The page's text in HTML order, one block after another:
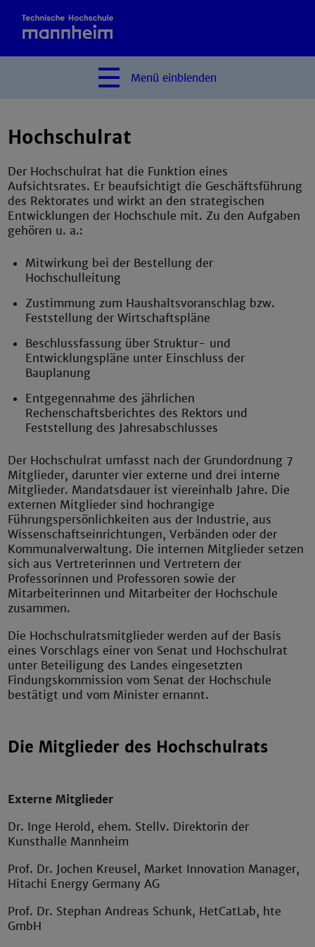
Menü einblenden
Hochschulrat
Der Hochschulrat hat die Funktion eines
Aufsichtsrates. Er beaufsichtigt die Geschäftsführung
des Rektorates und wirkt an den strategischen
Entwicklungen der Hochschule mit. Zu den Aufgaben
gehören u. a.:
Mitwirkung bei der Bestellung der
Hochschulleitung
Zustimmung zum Haushaltsvoranschlag bzw.
Feststellung der Wirtschaftspläne
Beschlussfassung über Struktur- und
Entwicklungspläne unter Einschluss der
Bauplanung
Entgegennahme des jährlichen
Rechenschaftsberichtes des Rektors und
Feststellung des Jahresabschlusses
Der Hochschulrat umfasst nach der Grundordnung 7
Mitglieder, darunter vier externe und drei interne
Mitglieder. Mandatsdauer ist viereinhalb Jahre. Die
externen Mitglieder sind hochrangige
Führungspersönlichkeiten aus der Industrie, aus
Wissenschaftseinrichtungen, Verbänden oder der
Kommunalverwaltung. Die internen Mitglieder setzen
sich aus Vertreterinnen und Vertretern der
Professorinnen und Professoren sowie der
Mitarbeiterinnen und Mitarbeiter der Hochschule
zusammen.
Die Hochschulratsmitglieder werden auf der Basis
eines Vorschlags einer von Senat und Hochschulrat
unter Beteiligung des Landes eingesetzten
Findungskommission vom Senat der Hochschule
bestätigt und vom Minister ernannt.
Die Mitglieder des Hochschulrats
Externe Mitglieder
Dr. Inge Herold, ehem. Stellv. Direktorin der
Kunsthalle Mannheim
Prof. Dr. Jochen Kreusel, Market Innovation Manager,
Hitachi Energy Germany AG
Prof. Dr. Stephan Andreas Schunk, HetCatLab, hte
GmbH